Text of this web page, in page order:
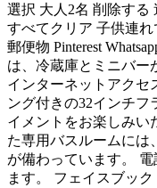
選択 大人2名 削除する
すべてクリア 子供連
郵便物 Pinterest
は、冷蔵庫とミニバー
インターネットアクセ
ング付きの32インチ
イメントをお楽しみい
た専用バスルームには
が備わっています。
ます。 フェイスブック